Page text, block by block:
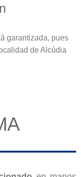
garantizada, pues
de Alcúdia